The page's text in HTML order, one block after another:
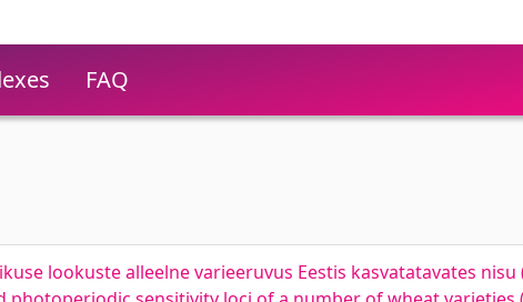
FAQ
lookuste alleelne varieeruvus Eestis kasvatatavates nisu